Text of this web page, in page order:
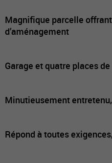
Magnifique parcelle
d’aménagement
Garage et quatre places
Minutieusement
Répond à toutes